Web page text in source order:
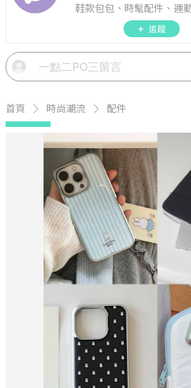
鞋款包包、時髦配件、運
追蹤
首頁 時尚潮流 配件